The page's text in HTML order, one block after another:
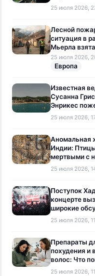
25 июля 2026,
Лесной
ситуация в
Мьерла
контроль
25 июля 2026,
Европа
Известная
Сусанна
Энрикес
Коста-Браве
25 июля 2026,
Аномальная
Индии:
мертвыми с
25 июля 2026,
Поступок
концерте
широкие
социальных
25 июля 2026,
Препараты
похудения и
волос: Что
новые
25 июля 2026,